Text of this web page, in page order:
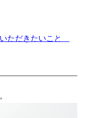
ただきたいこと